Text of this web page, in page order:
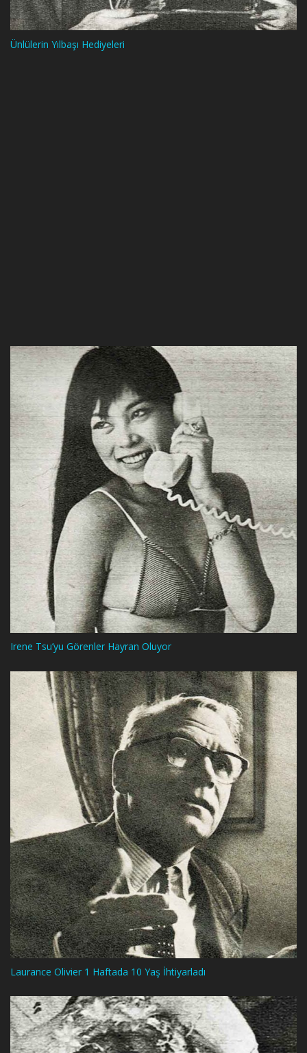
Ünlülerin Yılbaşı Hediyeleri
Irene Tsu’yu Görenler Hayran Oluyor
Laurance Olivier 1 Haftada 10 Yaş İhtiyarladı